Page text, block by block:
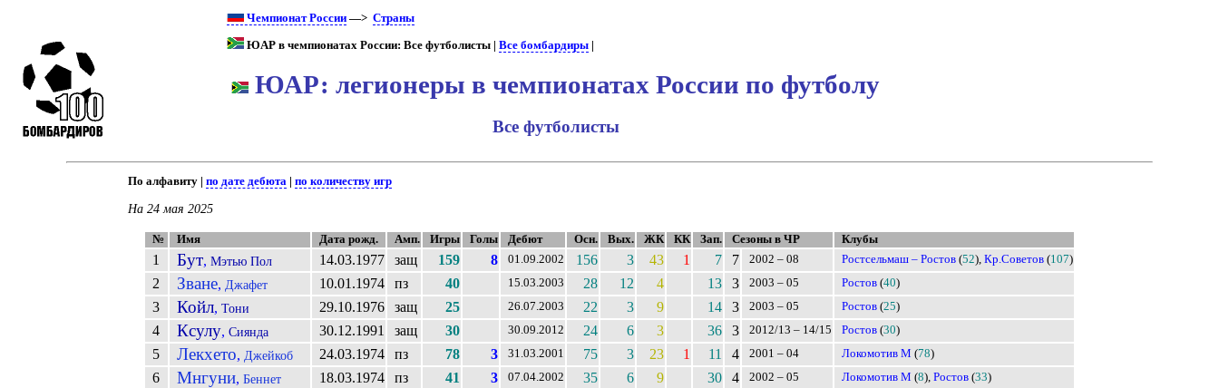
Чемпионат России —>Страны
ЮАР в чемпионатах России: Все футболисты |Все бомбардиры |
ЮАР: легионеры в чемпионатах России по футболу
Все футболисты
По алфавиту | по дате дебюта | по количеству игр
На 24 мая 2025
№ Имя Дата рожд. Амп. Игры Голы Дебют Осн. Вых. ЖК КК Зап. Сезоны в ЧР Клубы
1 Бут, Мэтью Пол 14.03.1977 защ 159 8 01.09.2002 156 3 43 1 7 7 2002 – 08 Ростсельмаш – Ростов(52), Кр.Советов(107)
2 Зване, Джафет 10.01.1974 пз 40 15.03.2003 28 12 4 13 3 2003 – 05 Ростов(40)
3 Койл, Тони 29.10.1976 защ 25 26.07.2003 22 3 9 14 3 2003 – 05 Ростов(25)
4 Ксулу, Сиянда 30.12.1991 защ 30 30.09.2012 24 6 3 36 3 2012/13 – 14/15 Ростов(30)
5 Лекхето, Джейкоб 24.03.1974 пз 78 3 31.03.2001 75 3 23 1 11 4 2001 – 04 Локомотив М (78)
6 Мнгуни, Беннет 18.03.1974 пз 41 3 07.04.2002 35 6 9 30 4 2002 – 05 Локомотив М (8), Ростов(33)